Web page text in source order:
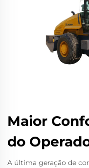
Maior
do
A última geração de